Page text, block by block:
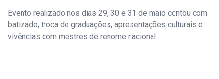
Evento realizado nos dias 29, 30 e 31 de maio contou com
batizado, troca de graduações, apresentações culturais e
vivências com mestres de renome nacional